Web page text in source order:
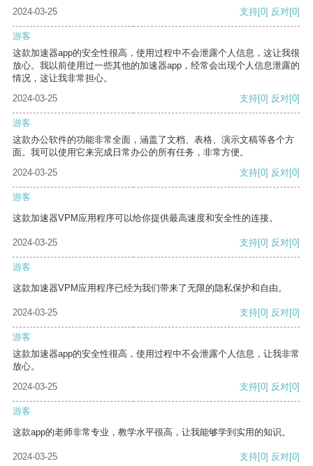
2024-03-25 支持[0] 反对[0]
游客
这款加速器app的安全性很高，使用过程中不会泄露个人信息，这让我很
放心。我以前使用过一些其他的加速器app，经常会出现个人信息泄露的
情况，这让我非常担心。
2024-03-25
支持[0] 反对[0]
游客
这款办公软件的功能非常全面，涵盖了文档、表格、演示文稿等各个方
面。我可以使用它来完成日常办公的所有任务，非常方便。
2024-03-25
支持[0] 反对[0]
游客
这款加速器VPM应用程序可以给你提供最高速度和安全性的连接。
2024-03-25 支持[0] 反对[0]
游客
这款加速器VPM应用程序已经为我们带来了无限的隐私保护和自由。
2024-03-25 支持[0] 反对[0]
游客
这款加速器app的安全性很高，使用过程中不会泄露个人信息，让我非常
放心。
2024-03-25
支持[0] 反对[0]
游客
这款app的老师非常专业，教学水平很高，让我能够学到实用的知识。
2024-03-25 支持[0] 反对[0]